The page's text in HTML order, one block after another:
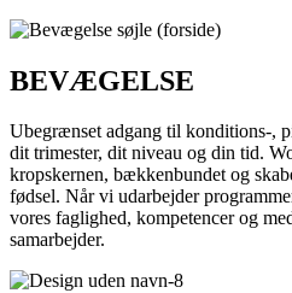
BEVÆGELSE
Ubegrænset adgang til konditions-,
dit trimester, dit niveau og din tid.
kropskernen, bækkenbundet og
fødsel. Når vi udarbejder
vores faglighed, kompetencer og
samarbejder.